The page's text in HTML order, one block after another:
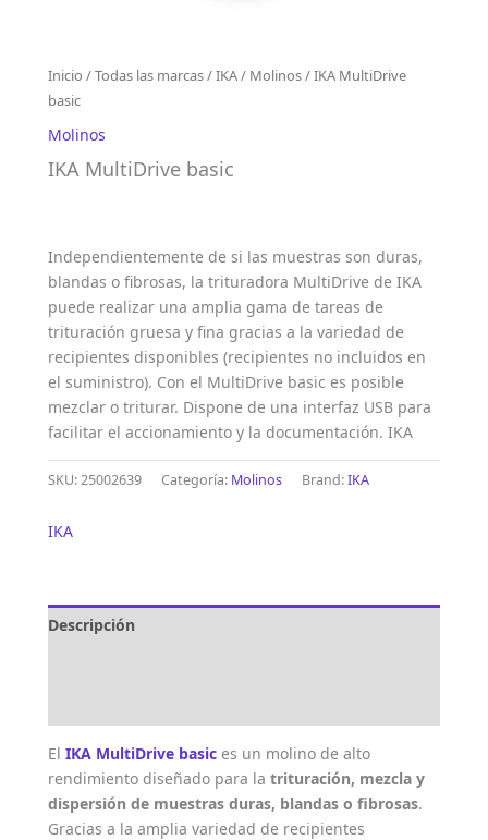
Inicio /Todas las marcas/IKA/ Molinos/ IKA MultiDrive
basic
Molinos
IKA MultiDrive basic
Independientemente de si las muestras son duras,
blandas o fibrosas, la trituradora MultiDrive de IKA
puede realizar una amplia gama de tareas de
trituración gruesa y fina gracias a la variedad de
recipientes disponibles (recipientes no incluidos en
el suministro). Con el MultiDrive basic es posible
mezclar o triturar. Dispone de una interfaz USB para
facilitar el accionamiento y la documentación. IKA
SKU:25002639 Categoría: Molinos Brand:IKA
IKA
Descripción
El IKA MultiDrive basic es un molino de alto
rendimiento diseñado para la trituración, mezcla y
dispersión de muestras duras, blandas o fibrosas.
Gracias a la amplia variedad de recipientes